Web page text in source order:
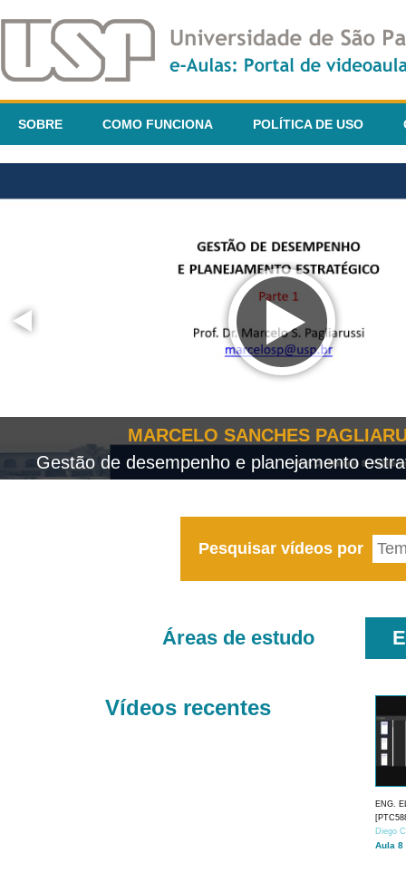
SOBRE COMO FUNCIONA POLÍTICA DE USO
MARCELO SANCHES
Gestão de desempenho e planejamento
Pesquisar vídeos por
Áreas de estudo
Vídeos recentes
ENG.
Diego
Aula 8